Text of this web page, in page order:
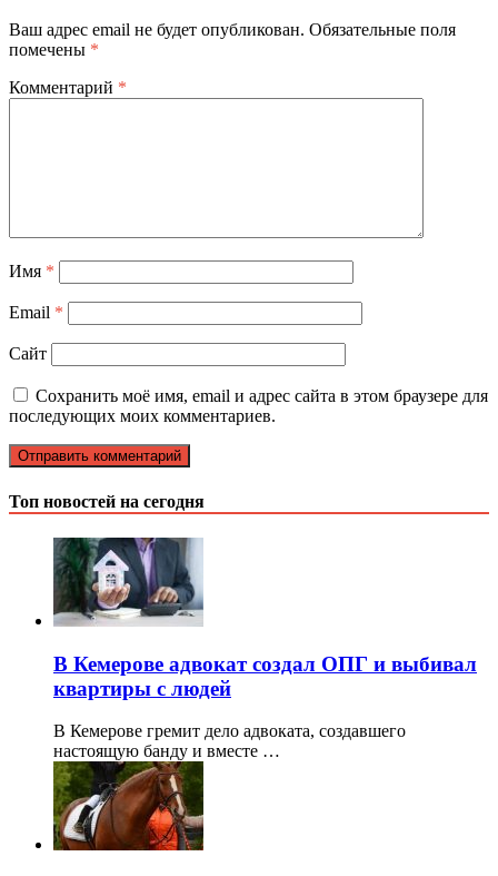
Ваш адрес email не будет опубликован. Обязательные поля
помечены *
Комментарий *
Имя *
Email *
Сайт
Сохранить моё имя, email и адрес сайта в этом браузере для
последующих моих комментариев.
Топ новостей на сегодня
В Кемерове адвокат создал ОПГ и выбивал
квартиры с людей
В Кемерове гремит дело адвоката, создавшего
настоящую банду и вместе …